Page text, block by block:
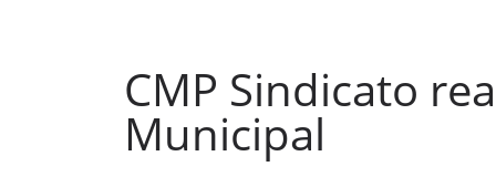
CMP Sindicato
Municipal